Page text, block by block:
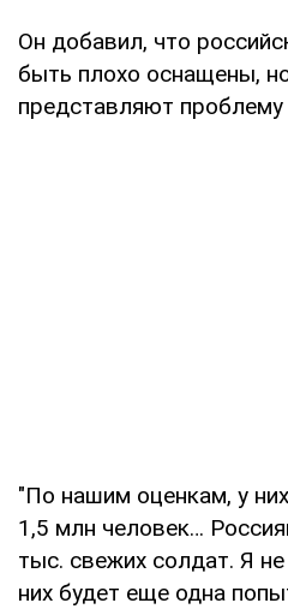
Он добавил, что
быть плохо оснащены,
представляют
"По нашим оценкам, у
1,5 млн человек…
тыс. свежих солдат. Я
них будет еще одна